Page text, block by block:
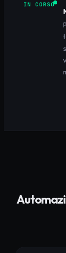
IN CORSO